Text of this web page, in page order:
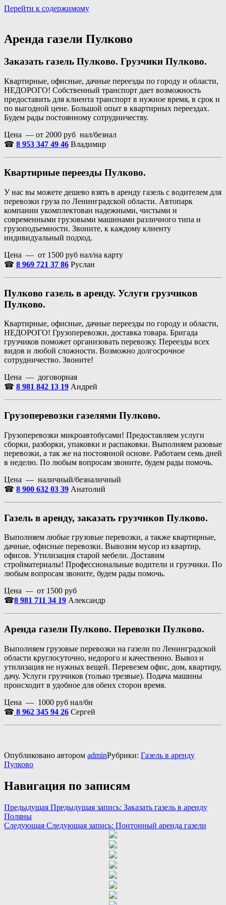
Перейти к содержимому
Аренда газели Пулково
Заказать газель Пулково. Грузчики Пулково.
Квартирные, офисные, дачные переезды по городу и области,
НЕДОРОГО! Собственный транспорт дает возможность
предоставить для клиента транспорт в нужное время, в срок и
по выгодной цене. Большой опыт в квартирных переездах.
Будем рады постоянному сотрудничеству.
Цена — от 2000 руб нал/безнал
☎ 8 953 347 49 46 Владимир
Квартирные переезды Пулково.
У нас вы можете дешево взять в аренду газель с водителем для
перевозки груза по Ленинградской области. Автопарк
компании укомплектован надежными, чистыми и
современными грузовыми машинами различного типа и
грузоподъемности. Звоните, к каждому клиенту
индивидуальный подход.
Цена — от 1500 руб нал/на карту
☎ 8 969 721 37 86 Руслан
Пулково газель в аренду. Услуги грузчиков
Пулково.
Квартирные, офисные, дачные переезды по городу и области,
НЕДОРОГО! Грузоперевозки, доставка товара. Бригада
грузчиков поможет организовать перевозку. Переезды всех
видов и любой сложности. Возможно долгосрочное
сотрудничество. Звоните!
Цена — договорная
☎ 8 981 842 13 19 Андрей
Грузоперевозки газелями Пулково.
Грузоперевозки микроавтобусами! Предоставляем услуги
сборки, разборки, упаковки и распаковки. Выполняем разовые
перевозки, а так же на постоянной основе. Работаем семь дней
в неделю. По любым вопросам звоните, будем рады помочь.
Цена — наличный/безналичный
☎ 8 900 632 03 39 Анатолий
Газель в аренду, заказать грузчиков Пулково.
Выполняем любые грузовые перевозки, а также квартирные,
дачные, офисные перевозки. Вывозим мусор из квартир,
офисов. Утилизация старой мебели. Доставим
стройматериалы! Профессиональные водители и грузчики. По
любым вопросам звоните, будем рады помочь.
Цена — от 1500 руб
☎8 981 711 34 19 Александр
Аренда газели Пулково. Перевозки Пулково.
Выполняем грузовые перевозки на газели по Ленинградской
области круглосуточно, недорого и качественно. Вывоз и
утилизация не нужных вещей. Перевезем офис, дом, квартиру,
дачу. Услуги грузчиков (только трезвые). Подача машины
происходит в удобное для обеих сторон время.
Цена — 1000 руб нал/бн
☎ 8 962 345 94 26 Сергей
Опубликовано автором adminРубрики: Газель в аренду
Пулково
Навигация по записям
Предыдущая Предыдущая запись: Заказать газель в аренду
Поляны
Следующая Следующая запись: Понтонный аренда газели